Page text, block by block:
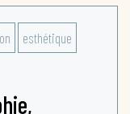
esthétique